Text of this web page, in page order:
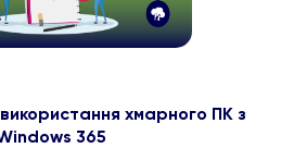
хмарного ПК з
365